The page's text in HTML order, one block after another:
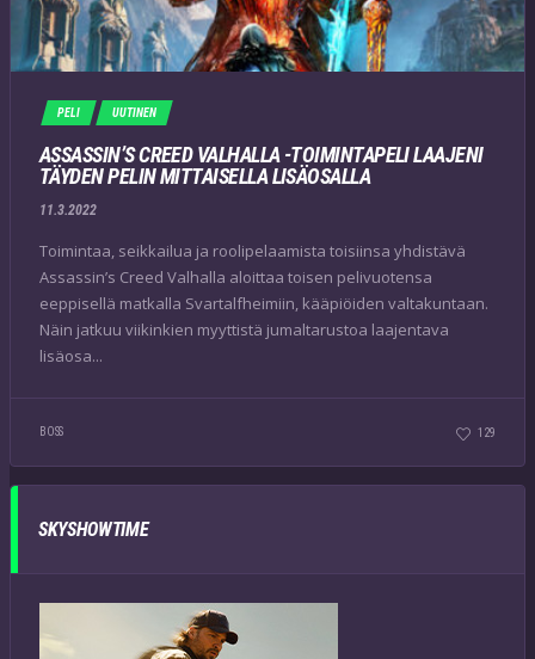
PELI UUTINEN
ASSASSIN’S CREED VALHALLA -TOIMINTAPELI LAAJENI
TÄYDEN PELIN MITTAISELLA LISÄOSALLA
11.3.2022
Toimintaa, seikkailua ja roolipelaamista toisiinsa yhdistävä
Assassin’s Creed Valhalla aloittaa toisen pelivuotensa
eeppisellä matkalla Svartalfheimiin, kääpiöiden valtakuntaan.
Näin jatkuu viikinkien myyttistä jumaltarustoa laajentava
lisäosa...
BOSS 129
SKYSHOWTIME